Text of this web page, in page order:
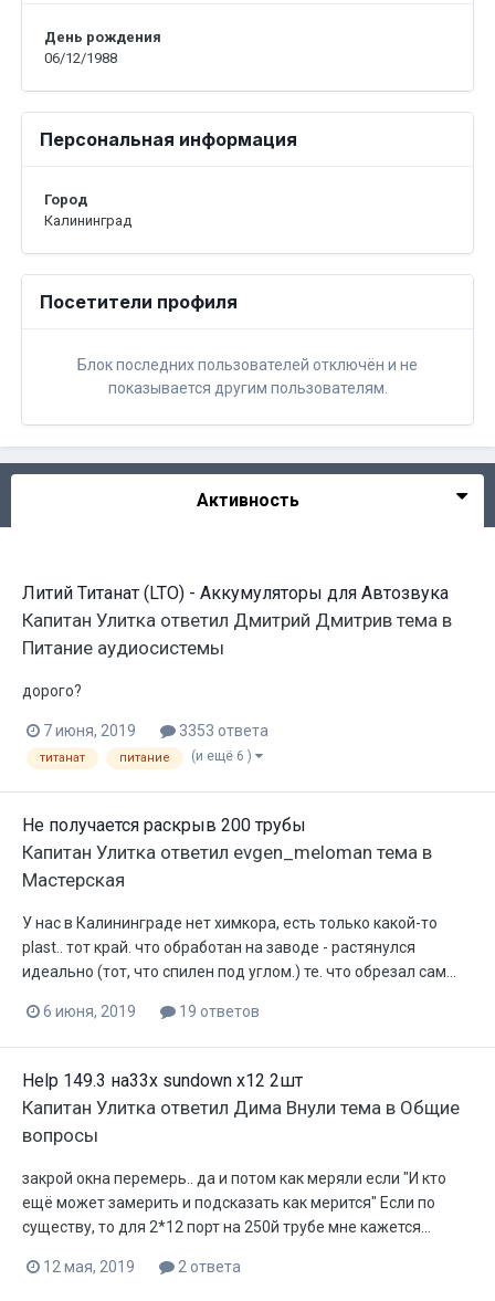
День рождения
06/12/1988
Персональная информация
Город
Калининград
Посетители профиля
Блок последних пользователей отключён и не
показывается другим пользователям.
Активность
Литий Титанат (LTO) - Аккумуляторы для Автозвука
Капитан Улитка ответил Дмитрий Дмитрив тема в
Питание аудиосистемы
дорого?
7 июня, 2019 3353 ответа
титанат питание (и ещё 6 )
Не получается раскрыв 200 трубы
Капитан Улитка ответил evgen_meloman тема в
Мастерская
У нас в Калининграде нет химкора, есть только какой-то
plast.. тот край. что обработан на заводе - растянулся
идеально (тот, что спилен под углом.) те. что обрезал сам...
6 июня, 2019 19 ответов
Help 149.3 на33х sundown x12 2шт
Капитан Улитка ответил Дима Внули тема в Общие
вопросы
закрой окна перемерь.. да и потом как меряли если "И кто
ещё может замерить и подсказать как мерится" Если по
существу, то для 2*12 порт на 250й трубе мне кажется...
12 мая, 2019 2 ответа